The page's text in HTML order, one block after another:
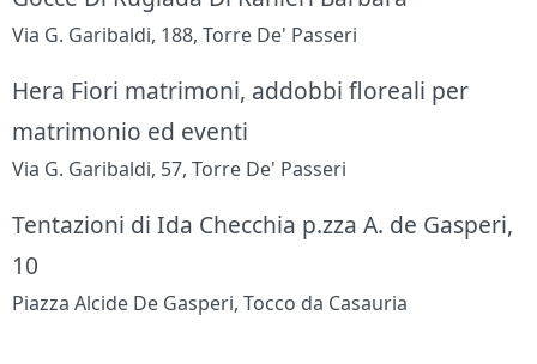
Via G. Garibaldi, 188, Torre De' Passeri
Hera Fiori matrimoni, addobbi floreali per
matrimonio ed eventi
Via G. Garibaldi, 57, Torre De' Passeri
Tentazioni di Ida Checchia p.zza A. de Gasperi,
10
Piazza Alcide De Gasperi, Tocco da Casauria